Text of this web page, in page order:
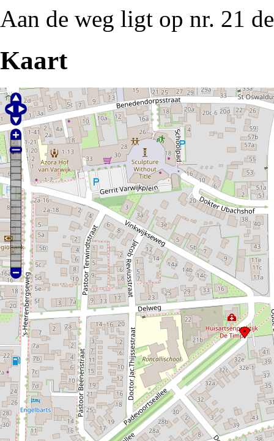
Aan de weg ligt op nr. 21
Kaart